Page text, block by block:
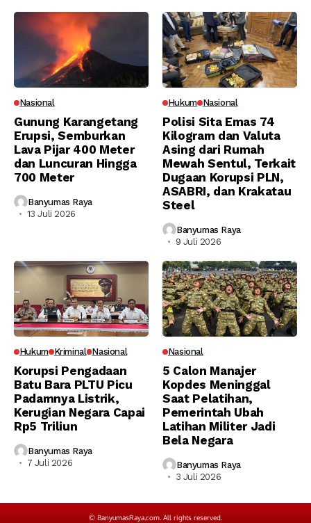
Nasional
Gunung Karangetang
Erupsi, Semburkan
Lava Pijar 400 Meter
dan Luncuran Hingga
700 Meter
Banyumas Raya
13 Juli 2026
Hukum Nasional
Polisi Sita Emas 74
Kilogram dan Valuta
Asing dari Rumah
Mewah Sentul, Terkait
Dugaan Korupsi PLN,
ASABRI, dan Krakatau
Steel
Banyumas Raya
9 Juli 2026
Hukum Kriminal Nasional
Korupsi Pengadaan
Batu Bara PLTU Picu
Padamnya Listrik,
Kerugian Negara Capai
Rp5 Triliun
Banyumas Raya
7 Juli 2026
Nasional
5 Calon Manajer
Kopdes Meninggal
Saat Pelatihan,
Pemerintah Ubah
Latihan Militer Jadi
Bela Negara
Banyumas Raya
3 Juli 2026
© BanyumasRaya.com. All rights reserved.